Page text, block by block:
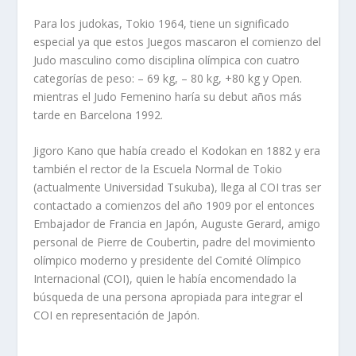
Para los judokas, Tokio 1964, tiene un significado
especial ya que estos Juegos mascaron el comienzo del
Judo masculino como disciplina olímpica con cuatro
categorías de peso: – 69 kg, – 80 kg, +80 kg y Open.
mientras el Judo Femenino haría su debut años más
tarde en Barcelona 1992.
Jigoro Kano que había creado el Kodokan en 1882 y era
también el rector de la Escuela Normal de Tokio
(actualmente Universidad Tsukuba), llega al COI tras ser
contactado a comienzos del año 1909 por el entonces
Embajador de Francia en Japón, Auguste Gerard, amigo
personal de Pierre de Coubertin, padre del movimiento
olímpico moderno y presidente del Comité Olímpico
Internacional (COI), quien le había encomendado la
búsqueda de una persona apropiada para integrar el
COI en representación de Japón.